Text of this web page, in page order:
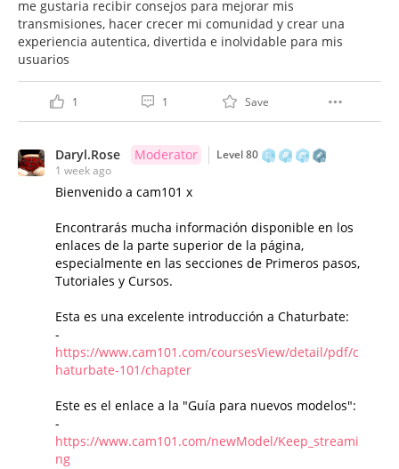
me gustaria recibir consejos para mejorar mis
transmisiones, hacer crecer mi comunidad y crear una
experiencia autentica, divertida e inolvidable para mis
usuarios
1 1 Save
Daryl.Rose Moderator
Level 80
1 week ago
Bienvenido a cam101 x
Encontrarás mucha información disponible en los
enlaces de la parte superior de la página,
especialmente en las secciones de Primeros pasos,
Tutoriales y Cursos.
Esta es una excelente introducción a Chaturbate:
-
https://www.cam101.com/coursesView/detail/pdf/c
haturbate-101/chapter
Este es el enlace a la "Guía para nuevos modelos":
-
https://www.cam101.com/newModel/Keep_streami
ng